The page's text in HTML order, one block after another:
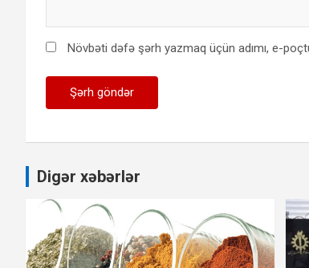
Növbəti dəfə şərh yazmaq üçün adımı, e-
Digər xəbərlər